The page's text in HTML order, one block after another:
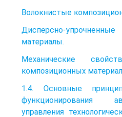
Волокнистые
Дисперсно-
материалы.
Механические
композиционных
1.4. Основные
функционирования
управления